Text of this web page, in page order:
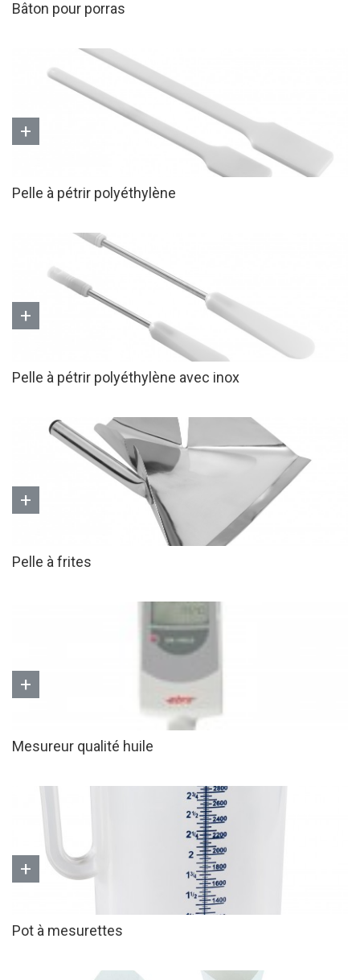
Bâton pour porras
+
Pelle à pétrir polyéthylène
+
Pelle à pétrir polyéthylène avec inox
+
Pelle à frites
+
Mesureur qualité huile
+
Pot à mesurettes